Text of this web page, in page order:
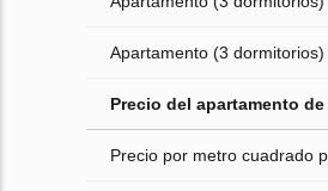
Apartamento (3
Precio del apartamento
Precio por metro cuadrado